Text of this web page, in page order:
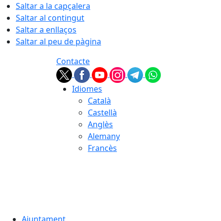
Saltar a la capçalera
Saltar al contingut
Saltar a enllaços
Saltar al peu de pàgina
Contacte
Idiomes
Català
Castellà
Anglès
Alemany
Francès